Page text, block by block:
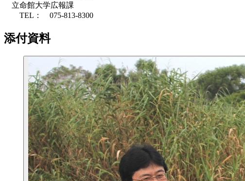
立命館大学広報課
TEL： 075-813-8300
添付資料